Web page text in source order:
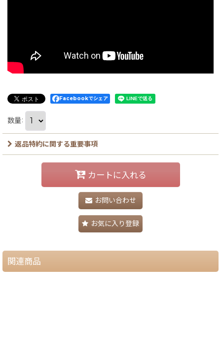
Facebookでシェア
数量:
返品特約に関する重要事項
カートに入れる
お問い合わせ
お気に入り登録
関連商品